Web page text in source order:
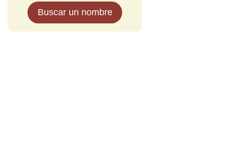
Buscar un nombre